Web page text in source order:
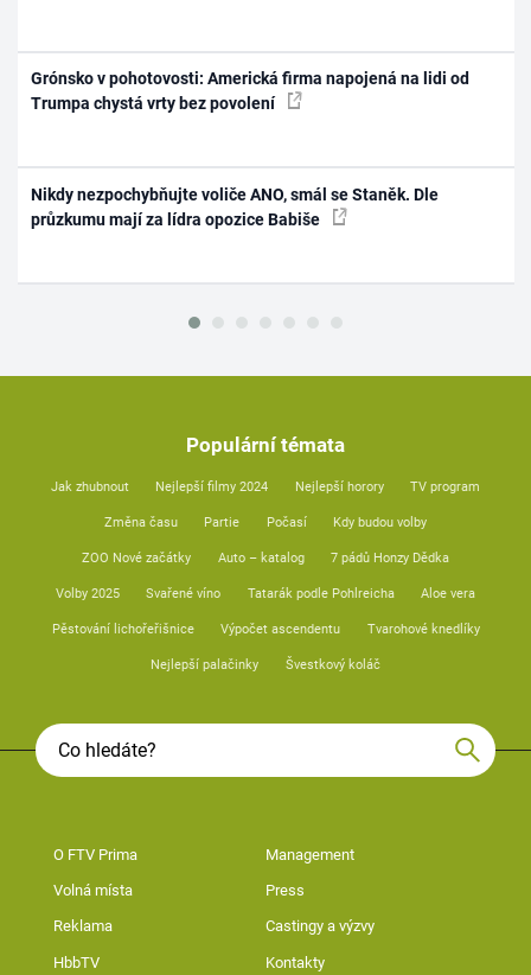
Grónsko v pohotovosti: Americká firma napojená na lidi od
Trumpa chystá vrty bez povolení
Nikdy nezpochybňujte voliče ANO, smál se Staněk. Dle
průzkumu mají za lídra opozice Babiše
Populární témata
Jak zhubnout Nejlepší filmy 2024 Nejlepší horory TV program
Změna času Partie Počasí Kdy budou volby
ZOO Nové začátky Auto – katalog 7 pádů Honzy Dědka
Volby 2025 Svařené víno Tatarák podle Pohlreicha Aloe vera
Pěstování lichořeřišnice Výpočet ascendentu Tvarohové knedlíky
Nejlepší palačinky Švestkový koláč
O FTV Prima Management
Volná místa Press
Reklama Castingy a výzvy
HbbTV Kontakty